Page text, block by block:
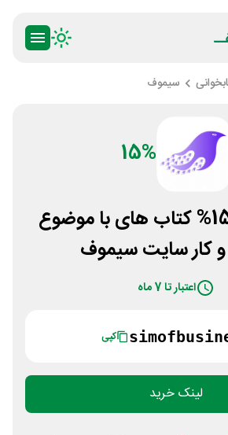
سیموف
15%
کد تخفیف 15% کتاب های با موضوع
کار سایت سیموف
اعتبار تا 7 ماه
کپی
لینک خرید